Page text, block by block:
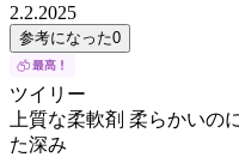
2.2.2025
参考になった0
ツイリー
上質な柔軟剤 柔らかいの
た深み